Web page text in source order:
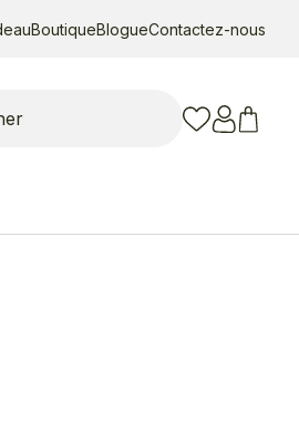
BoutiqueBlogueContactez-nous